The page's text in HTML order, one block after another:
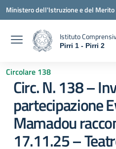
Ministero dell'Istruzione e del Merito
Istituto
Pirri 1 - Pirri 2
Circolare 138
Circ. N. 138 –
partecipazione
Mamadou
17.11.25 –